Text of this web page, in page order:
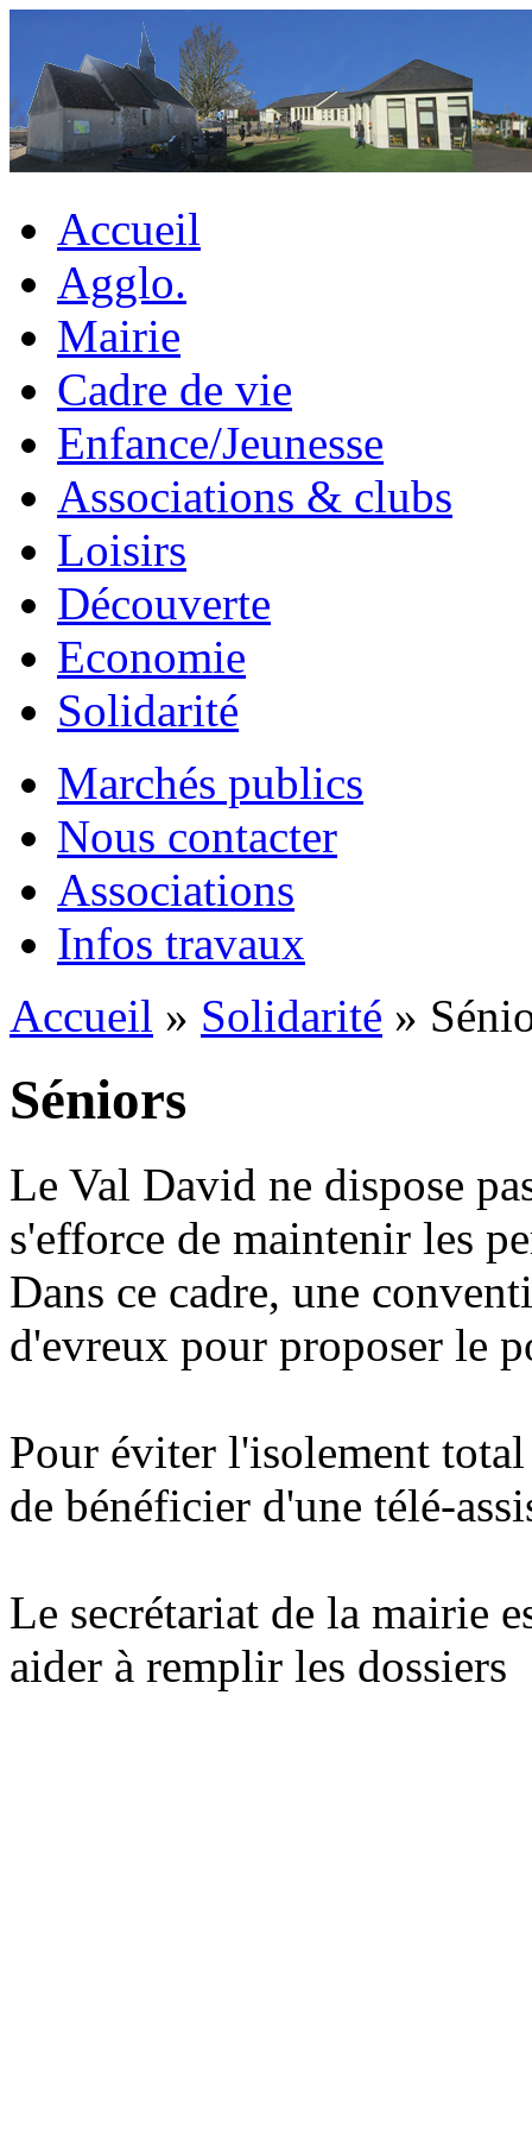
Accueil
Agglo.
Mairie
Cadre de vie
Enfance/Jeunesse
Associations & clubs
Loisirs
Découverte
Economie
Solidarité
Marchés publics
Nous contacter
Associations
Infos travaux
Accueil » Solidarité »
Séniors
Le Val David ne dispose
s'efforce de maintenir les
Dans ce cadre, une
d'evreux pour proposer le
Pour éviter l'isolement
de bénéficier d'une télé-
Le secrétariat de la mairie
aider à remplir les dossiers